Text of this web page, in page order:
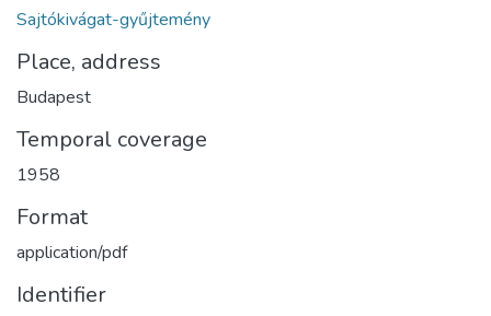
Sajtókivágat-gyűjtemény
Place, address
Budapest
Temporal coverage
1958
Format
application/pdf
Identifier